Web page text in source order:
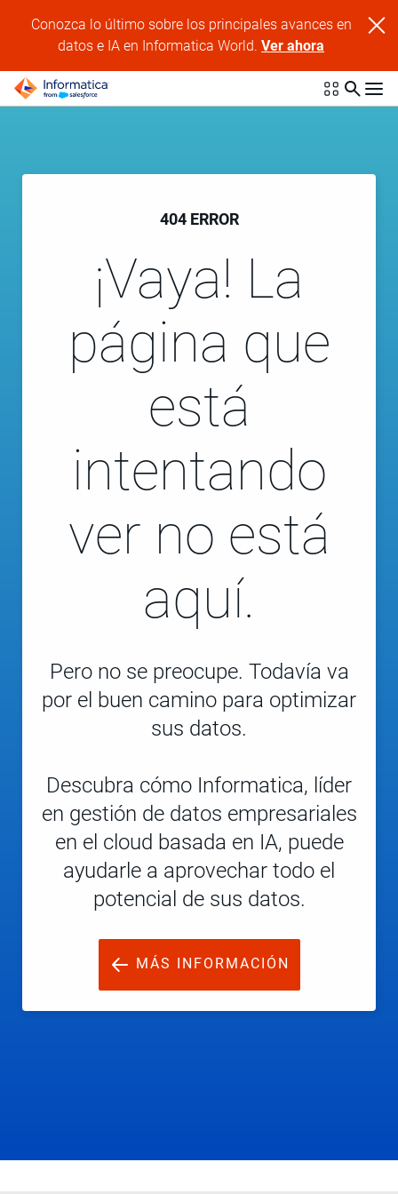
Conozca lo último sobre los principales avances en
datos e IA en Informatica World.Ver ahora
404 ERROR
¡Vaya! La
página que
está
intentando
ver no está
aquí.
Pero no se preocupe. Todavía va
por el buen camino para optimizar
sus datos.
Descubra cómo Informatica, líder
en gestión de datos empresariales
en el cloud basada en IA, puede
ayudarle a aprovechar todo el
potencial de sus datos.
MÁS INFORMACIÓN